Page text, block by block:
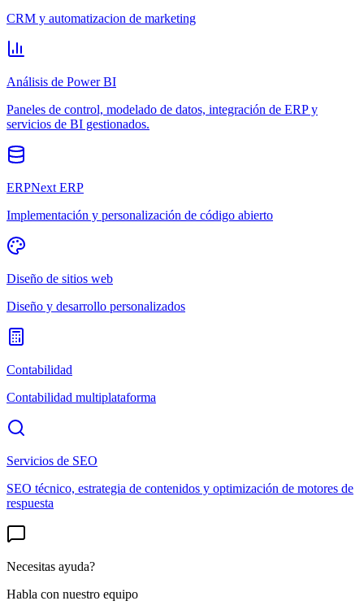
CRM y automatizacion de marketing
Análisis de Power BI
Paneles de control, modelado de datos, integración de ERP y
servicios de BI gestionados.
ERPNext ERP
Implementación y personalización de código abierto
Diseño de sitios web
Diseño y desarrollo personalizados
Contabilidad
Contabilidad multiplataforma
Servicios de SEO
SEO técnico, estrategia de contenidos y optimización de motores de
respuesta
Necesitas ayuda?
Habla con nuestro equipo